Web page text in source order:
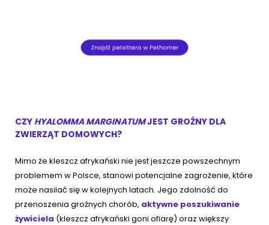
CZY HYALOMMA MARGINATUMJEST GROŹNY DLA
ZWIERZĄT DOMOWYCH?
Mimo że kleszcz afrykański nie jest jeszcze powszechnym
problemem w Polsce, stanowi potencjalne zagrożenie, które
może nasilać się w kolejnych latach. Jego zdolność do
przenoszenia groźnych chorób, aktywne poszukiwanie
żywiciela (kleszcz afrykański goni ofiarę) oraz większy